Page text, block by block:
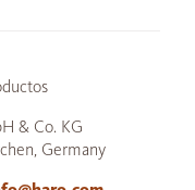
& Co. KG
Germany